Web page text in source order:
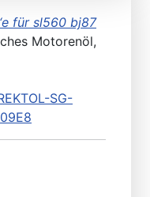
für sl560 bj87
Motorenöl,
SG-